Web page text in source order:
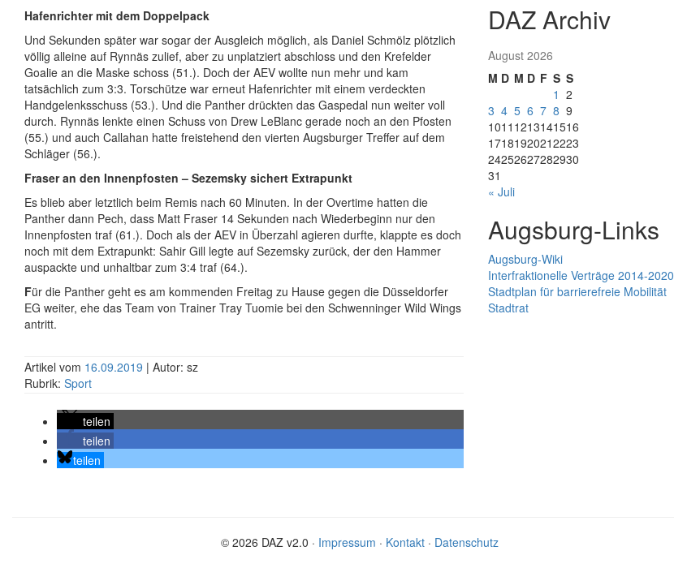
Hafenrichter mit dem Doppelpack
Und Sekunden später war sogar der Ausgleich möglich, als Daniel Schmölz plötzlich
völlig alleine auf Rynnäs zulief, aber zu unplatziert abschloss und den Krefelder
Goalie an die Maske schoss (51.). Doch der AEV wollte nun mehr und kam
tatsächlich zum 3:3. Torschütze war erneut Hafenrichter mit einem verdeckten
Handgelenksschuss (53.). Und die Panther drückten das Gaspedal nun weiter voll
durch. Rynnäs lenkte einen Schuss von Drew LeBlanc gerade noch an den Pfosten
(55.) und auch Callahan hatte freistehend den vierten Augsburger Treffer auf dem
Schläger (56.).
Fraser an den Innenpfosten – Sezemsky sichert Extrapunkt
Es blieb aber letztlich beim Remis nach 60 Minuten. In der Overtime hatten die
Panther dann Pech, dass Matt Fraser 14 Sekunden nach Wiederbeginn nur den
Innenpfosten traf (61.). Doch als der AEV in Überzahl agieren durfte, klappte es doch
noch mit dem Extrapunkt: Sahir Gill legte auf Sezemsky zurück, der den Hammer
auspackte und unhaltbar zum 3:4 traf (64.).
Für die Panther geht es am kommenden Freitag zu Hause gegen die Düsseldorfer
EG weiter, ehe das Team von Trainer Tray Tuomie bei den Schwenninger Wild Wings
antritt.
Artikel vom 16.09.2019 | Autor: sz
Rubrik: Sport
teilen
teilen
teilen
DAZ Archiv
August 2026
M D M D F S S
1 2
3 4 5 6 7 8 9
1011 1213141516
17181920212223
24252627282930
31
« Juli
Augsburg-Links
Augsburg-Wiki
Interfraktionelle Verträge 2014-2020
Stadtplan für barrierefreie Mobilität
Stadtrat
© 2026 DAZ v2.0 · Impressum · Kontakt · Datenschutz